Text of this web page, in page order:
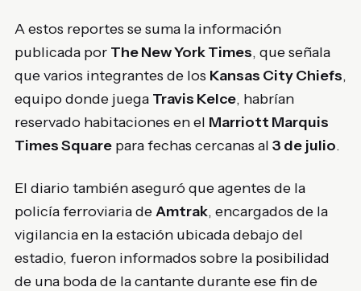
A estos reportes se suma la información
publicada por The New York Times, que señala
que varios integrantes de los Kansas City Chiefs,
equipo donde juega Travis Kelce, habrían
reservado habitaciones en el Marriott Marquis
Times Square para fechas cercanas al 3 de julio.
El diario también aseguró que agentes de la
policía ferroviaria deAmtrak, encargados de la
vigilancia en la estación ubicada debajo del
estadio, fueron informados sobre la posibilidad
de una boda de la cantante durante ese fin de